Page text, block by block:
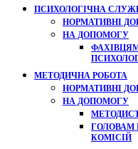
ПСИХОЛОГІЧНА
НОРМАТИВНІ
НА ДОПОМОГУ
МЕТОДИЧНА РОБОТА
НОРМАТИВНІ
НА ДОПОМОГУ
ГОЛОВАМ
КОМІСІЙ